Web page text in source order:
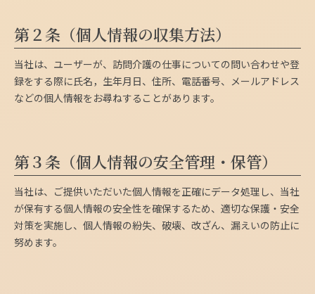
第２条（個人情報の収集方法）
当社は、ユーザーが、訪問介護の仕事についての問い合わせや登
録をする際に氏名，生年月日、住所、電話番号、メールアドレス
などの個人情報をお尋ねすることがあります。
第３条（個人情報の安全管理・保管）
当社は、ご提供いただいた個人情報を正確にデータ処理し、当社
が保有する個人情報の安全性を確保するため、適切な保護・安全
対策を実施し、個人情報の紛失、破壊、改ざん、漏えいの防止に
努めます。